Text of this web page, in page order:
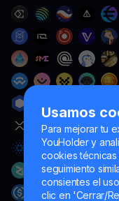
Usamos
Para mejorar tu
YouHolder y
cookies técnicas
seguimiento
consientes el
clic en 'Cerrar/